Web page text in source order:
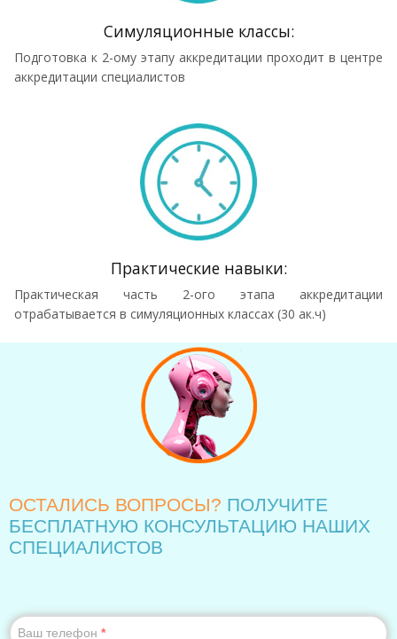
Симуляционные классы:
Подготовка к 2-ому этапу аккредитации проходит в центре
аккредитации специалистов
Практические навыки:
Практическая часть 2-ого этапа аккредитации
отрабатывается в симуляционных классах (30 ак.ч)